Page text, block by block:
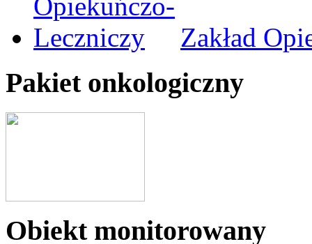
Zakład
Pakiet onkologiczny
Obiekt monitorowany